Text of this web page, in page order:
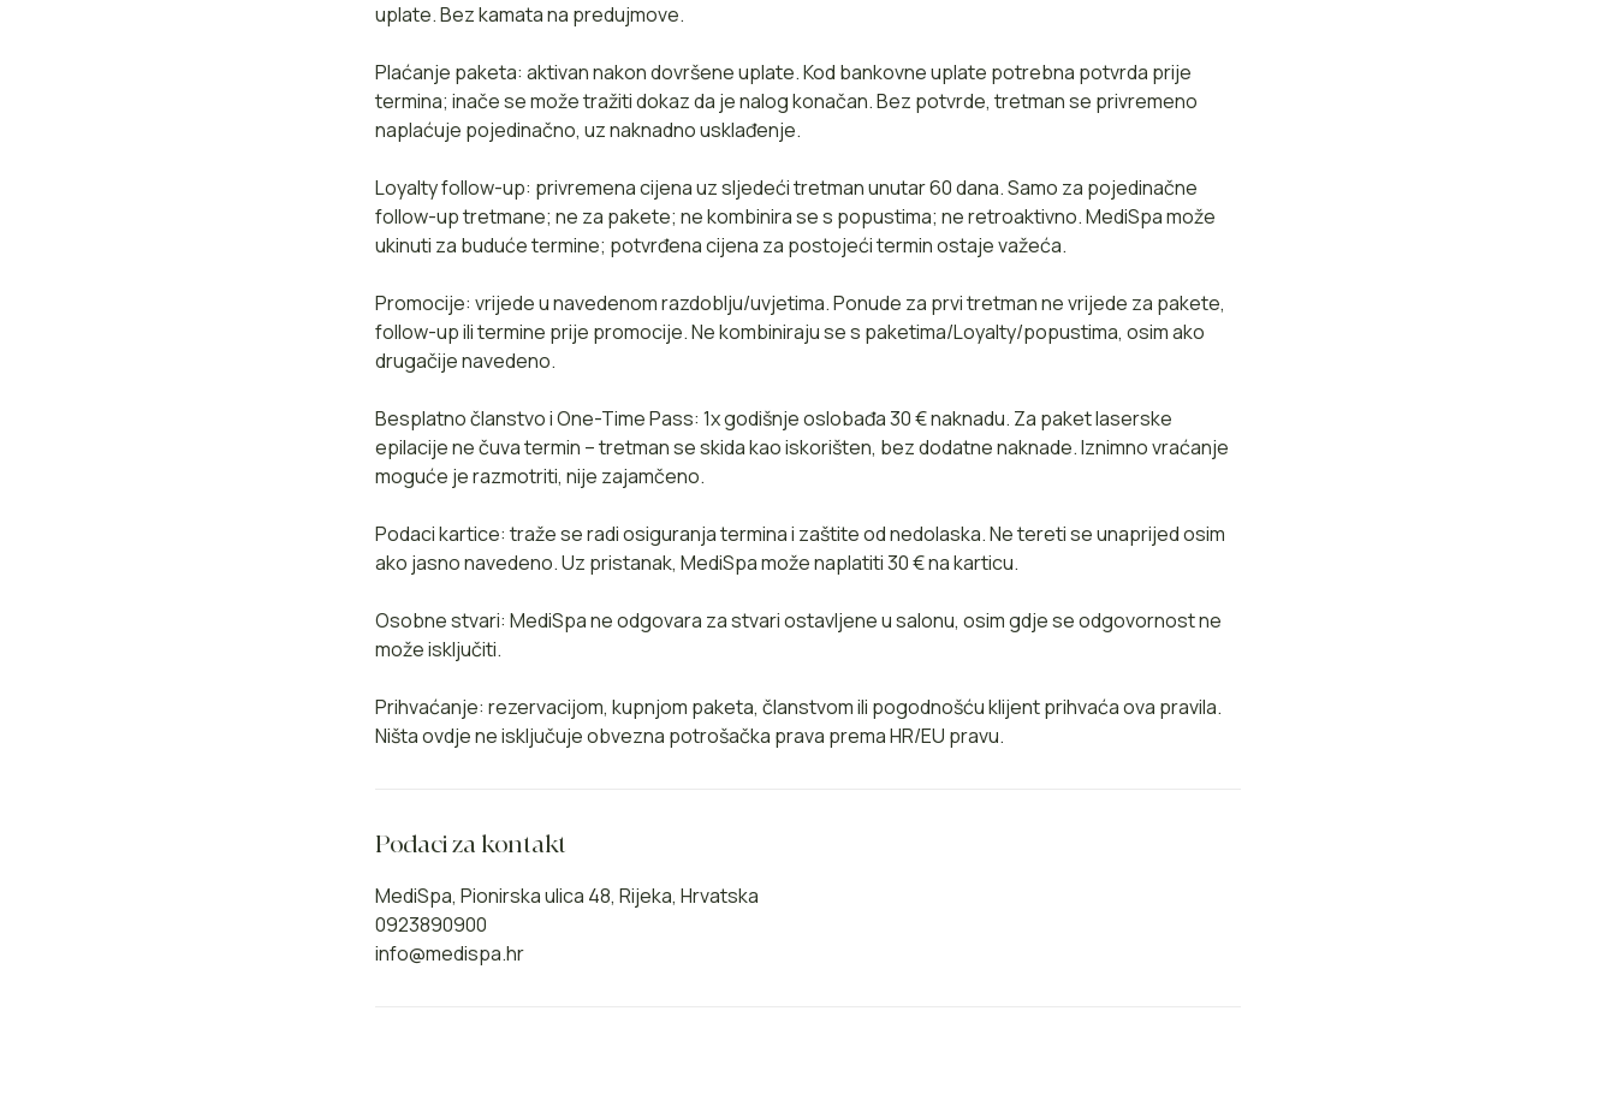
uplate. Bez kamata na predujmove.
Plaćanje paketa: aktivan nakon dovršene uplate. Kod bankovne uplate potrebna potvrda prije
termina; inače se može tražiti dokaz da je nalog konačan. Bez potvrde, tretman se privremeno
naplaćuje pojedinačno, uz naknadno usklađenje.
Loyalty follow-up: privremena cijena uz sljedeći tretman unutar 60 dana. Samo za pojedinačne
follow-up tretmane; ne za pakete; ne kombinira se s popustima; ne retroaktivno. MediSpa može
ukinuti za buduće termine; potvrđena cijena za postojeći termin ostaje važeća.
Promocije: vrijede u navedenom razdoblju/uvjetima. Ponude za prvi tretman ne vrijede za pakete,
follow-up ili termine prije promocije. Ne kombiniraju se s paketima/Loyalty/popustima, osim ako
drugačije navedeno.
Besplatno članstvo i One-Time Pass: 1x godišnje oslobađa 30 € naknadu. Za paket laserske
epilacije ne čuva termin – tretman se skida kao iskorišten, bez dodatne naknade. Iznimno vraćanje
moguće je razmotriti, nije zajamčeno.
Podaci kartice: traže se radi osiguranja termina i zaštite od nedolaska. Ne tereti se unaprijed osim
ako jasno navedeno. Uz pristanak, MediSpa može naplatiti 30 € na karticu.
Osobne stvari: MediSpa ne odgovara za stvari ostavljene u salonu, osim gdje se odgovornost ne
može isključiti.
Prihvaćanje: rezervacijom, kupnjom paketa, članstvom ili pogodnošću klijent prihvaća ova pravila.
Ništa ovdje ne isključuje obvezna potrošačka prava prema HR/EU pravu.
Podaci za kontakt
MediSpa, Pionirska ulica 48, Rijeka, Hrvatska
0923890900
info@medispa.hr